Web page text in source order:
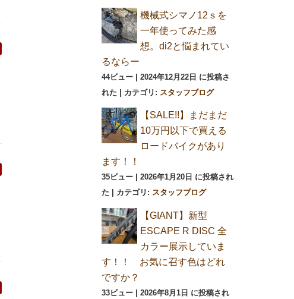
機械式シマノ12ｓを
一年使ってみた感
想。di2と悩まれてい
るならー
44ビュー| 2024年12月22日 に投稿さ
れた | カテゴリ: スタッフブログ
【SALE!!】まだまだ
10万円以下で買える
ロードバイクがあり
ます！！
35ビュー| 2026年1月20日 に投稿され
た
カテゴリ: スタッフブログ
【GIANT】新型
ESCAPE R DISC 全
カラー展示していま
す！！ お気に召す色はどれ
ですか？
33ビュー| 2026年8月1日 に投稿され